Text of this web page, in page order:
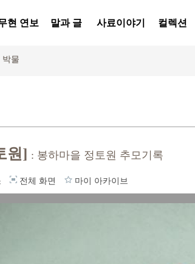
현 연보 말과 글 사료이야기 컬렉션
박물
원] : 봉하마을 정토원 추모기록
전체 화면 마이 아카이브